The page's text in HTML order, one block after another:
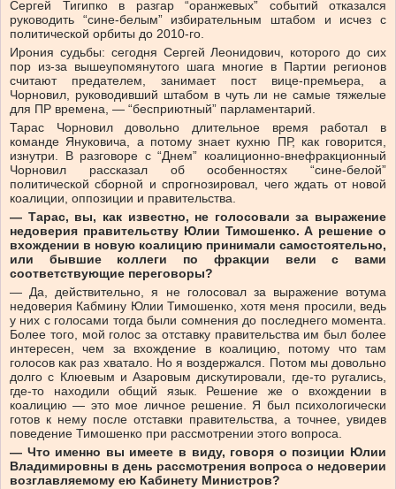
Сергей Тигипко в разгар “оранжевых” событий отказался
руководить “сине-белым” избирательным штабом и исчез с
политической орбиты до 2010-го.
Ирония судьбы: сегодня Сергей Леонидович, которого до сих
пор из-за вышеупомянутого шага многие в Партии регионов
считают предателем, занимает пост вице-премьера, а
Чорновил, руководивший штабом в чуть ли не самые тяжелые
для ПР времена, — “бесприютный” парламентарий.
Тарас Чорновил довольно длительное время работал в
команде Януковича, а потому знает кухню ПР, как говорится,
изнутри. В разговоре с “Днем” коалиционно-внефракционный
Чорновил рассказал об особенностях “сине-белой”
политической сборной и спрогнозировал, чего ждать от новой
коалиции, оппозиции и правительства.
— Тарас, вы, как известно, не голосовали за выражение
недоверия правительству Юлии Тимошенко. А решение о
вхождении в новую коалицию принимали самостоятельно,
или бывшие коллеги по фракции вели с вами
соответствующие переговоры?
— Да, действительно, я не голосовал за выражение вотума
недоверия Кабмину Юлии Тимошенко, хотя меня просили, ведь
у них с голосами тогда были сомнения до последнего момента.
Более того, мой голос за отставку правительства им был более
интересен, чем за вхождение в коалицию, потому что там
голосов как раз хватало. Но я воздержался. Потом мы довольно
долго с Клюевым и Азаровым дискутировали, где-то ругались,
где-то находили общий язык. Решение же о вхождении в
коалицию — это мое личное решение. Я был психологически
готов к нему после отставки правительства, а точнее, увидев
поведение Тимошенко при рассмотрении этого вопроса.
— Что именно вы имеете в виду, говоря о позиции Юлии
Владимировны в день рассмотрения вопроса о недоверии
возглавляемому ею Кабинету Министров?